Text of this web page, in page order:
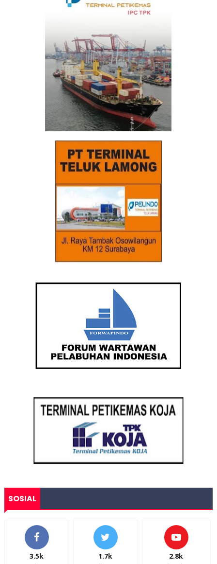
SOSIAL
3.5k 1.7k 2.8k